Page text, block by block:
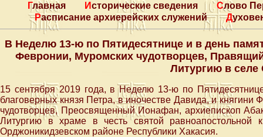
Главная Исторические сведения
Слово
Расписание архиерейских служений
В Неделю 13-ю по Пятидесятнице и в день
Февронии, Муромских чудотворцев,
Литургию в селе
15 сентября 2019 года, в Неделю 13-ю по
благоверных князя Петра, в иночестве Давида, и
чудотворцев, Преосвященный Ионафан, архиепископ
Литургию в храме в честь святой равноапостольной
Орджоникидзевском районе Республики Хакасия.